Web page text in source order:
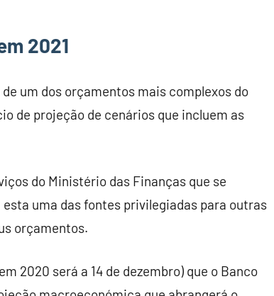
2021
um dos orçamentos mais complexos do
de projeção de cenários que incluem as
do Ministério das Finanças que se
uma das fontes privilegiadas para outras
orçamentos.
2020 será a 14 de dezembro) que o Banco